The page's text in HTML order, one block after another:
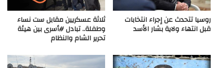
روسيا تتحدث عن إجراء انتخابات
قبل انتهاء ولاية بشار الأسد
ثلاثة عسكريين مقابل ست نساء
وطفلة.. تبادل #أسرى بين هيئة
تحرير الشام والنظام